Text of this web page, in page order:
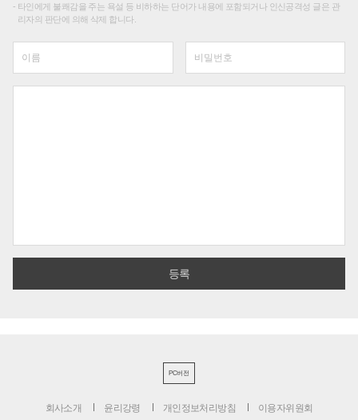
타인에게 불쾌감을 주는 욕설 등 비하하는 단어가 내용에 포함되거나 인신공격성 글은 관
리자의 판단에 의해 삭제 합니다.
PC버전
회사소개 윤리강령 개인정보처리방침 이용자위원회